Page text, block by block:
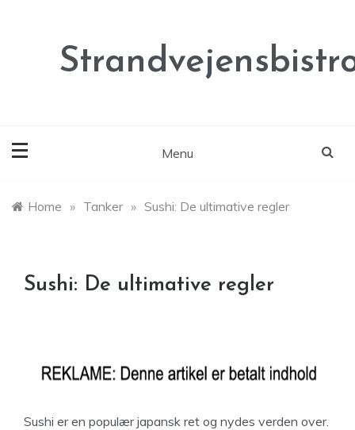
Menu
Home » Tanker » Sushi: De ultimative regler
Sushi: De ultimative regler
Sushi er en populær japansk ret og nydes verden over.